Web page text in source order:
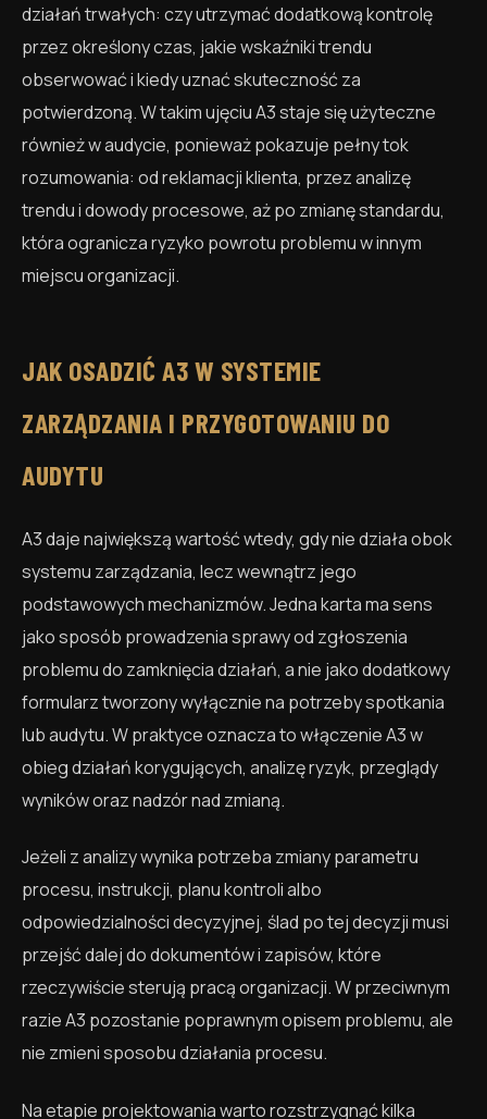
działań trwałych: czy utrzymać dodatkową kontrolę
przez określony czas, jakie wskaźniki trendu
obserwować i kiedy uznać skuteczność za
potwierdzoną. W takim ujęciu A3 staje się użyteczne
również w audycie, ponieważ pokazuje pełny tok
rozumowania: od reklamacji klienta, przez analizę
trendu i dowody procesowe, aż po zmianę standardu,
która ogranicza ryzyko powrotu problemu w innym
miejscu organizacji.
JAK OSADZIĆ A3 W SYSTEMIE
ZARZĄDZANIA I PRZYGOTOWANIU DO
AUDYTU
A3 daje największą wartość wtedy, gdy nie działa obok
systemu zarządzania, lecz wewnątrz jego
podstawowych mechanizmów. Jedna karta ma sens
jako sposób prowadzenia sprawy od zgłoszenia
problemu do zamknięcia działań, a nie jako dodatkowy
formularz tworzony wyłącznie na potrzeby spotkania
lub audytu. W praktyce oznacza to włączenie A3 w
obieg działań korygujących, analizę ryzyk, przeglądy
wyników oraz nadzór nad zmianą.
Jeżeli z analizy wynika potrzeba zmiany parametru
procesu, instrukcji, planu kontroli albo
odpowiedzialności decyzyjnej, ślad po tej decyzji musi
przejść dalej do dokumentów i zapisów, które
rzeczywiście sterują pracą organizacji. W przeciwnym
razie A3 pozostanie poprawnym opisem problemu, ale
nie zmieni sposobu działania procesu.
Na etapie projektowania warto rozstrzygnąć kilka